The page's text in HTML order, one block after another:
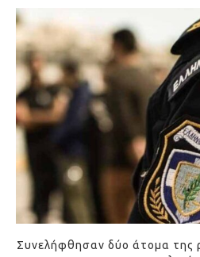
Συνελήφθησαν δύο άτομα